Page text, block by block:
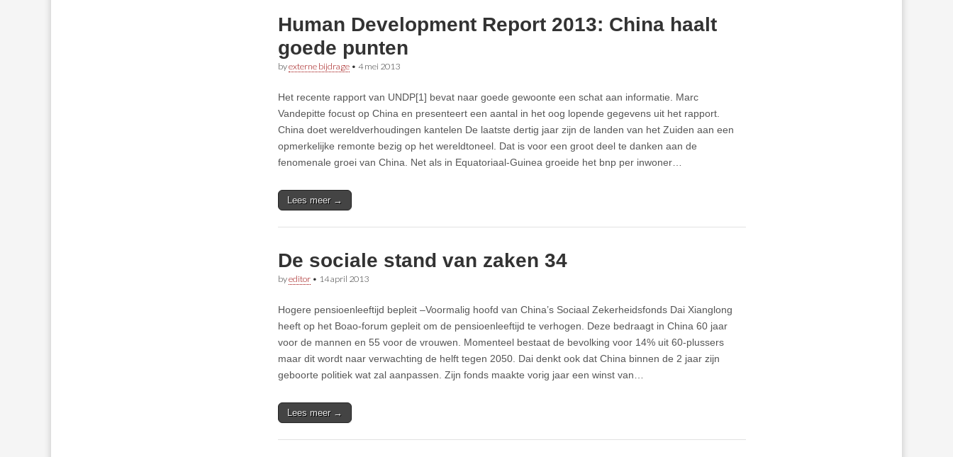
Human Development Report 2013: China haalt
goede punten
byexterne bijdrage • 4 mei 2013
Het recente rapport van UNDP[1] bevat naar goede gewoonte een schat aan informatie. Marc
Vandepitte focust op China en presenteert een aantal in het oog lopende gegevens uit het rapport.
China doet wereldverhoudingen kantelen De laatste dertig jaar zijn de landen van het Zuiden aan een
opmerkelijke remonte bezig op het wereldtoneel. Dat is voor een groot deel te danken aan de
fenomenale groei van China. Net als in Equatoriaal-Guinea groeide het bnp per inwoner…
Lees meer →
De sociale stand van zaken 34
byeditor • 14 april 2013
Hogere pensioenleeftijd bepleit –Voormalig hoofd van China’s Sociaal Zekerheidsfonds Dai Xianglong
heeft op het Boao-forum gepleit om de pensioenleeftijd te verhogen. Deze bedraagt in China 60 jaar
voor de mannen en 55 voor de vrouwen. Momenteel bestaat de bevolking voor 14% uit 60-plussers
maar dit wordt naar verwachting de helft tegen 2050. Dai denkt ook dat China binnen de 2 jaar zijn
geboorte politiek wat zal aanpassen. Zijn fonds maakte vorig jaar een winst van…
Lees meer →